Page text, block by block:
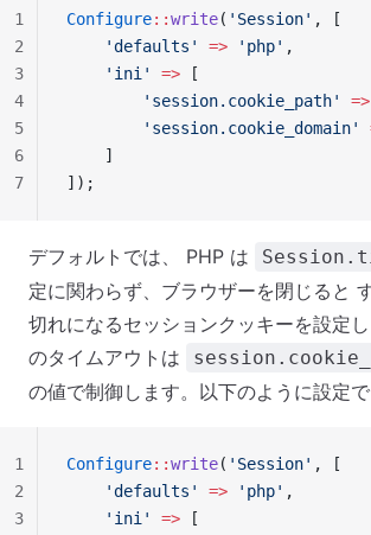
Configure::write( 'Session' , [
    'defaults'
=> 'php' ,
    'ini'
=> [
        'session.cookie_path'
=>
        'session.cookie_domain'
    ]
]);
1
2
3
4
5
6
7
デフォルトでは、 PHP は
定に関わらず、ブラウザーを閉じると
切れになるセッションクッキーを設定
のタイムアウトは
の値で制御します。以下のように設定
Configure::write( 'Session' , [
    'defaults'
=> 'php' ,
    'ini'
=> [
1
2
3